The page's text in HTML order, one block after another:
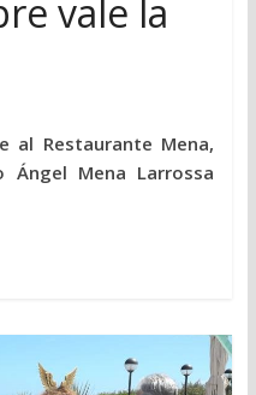
vale la
al Restaurante Mena,
Ángel Mena Larrossa